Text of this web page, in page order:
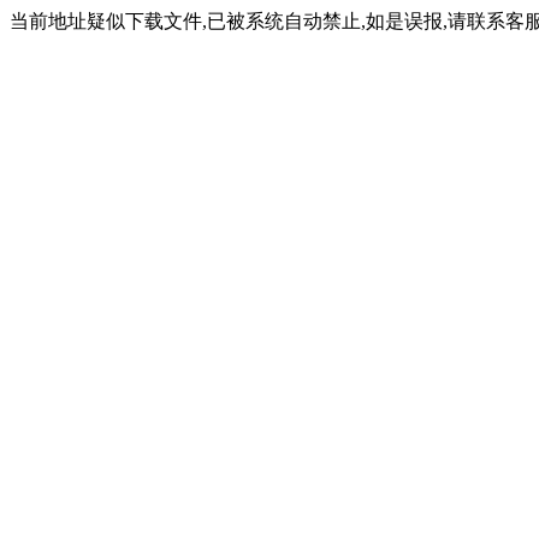
当前地址疑似下载文件,已被系统自动禁止,如是误报,请联系客